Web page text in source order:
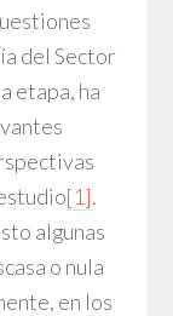
del Sector
etapa, ha
[1].
algunas
o nula
en los